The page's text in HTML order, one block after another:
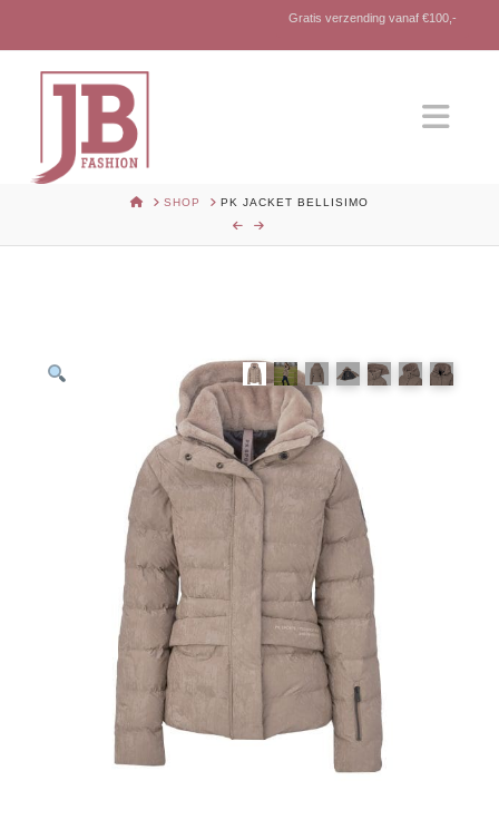
Gratis verzending vanaf €100,-
HOMESHOP PK JACKET BELLISIMO